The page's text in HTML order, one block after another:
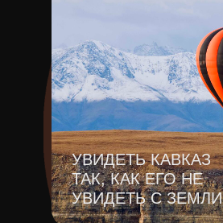
УВИДЕТЬ КАВКАЗ
ТАК, КАК ЕГО НЕ
УВИДЕТЬ С ЗЕМЛИ